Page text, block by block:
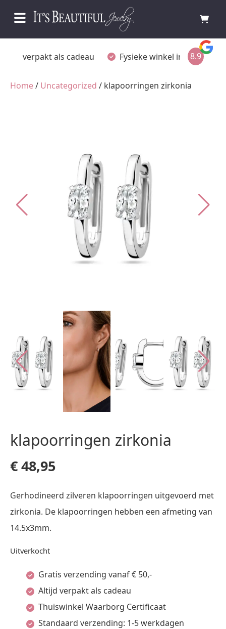
Fysieke winkel in Ommen Gratis achteraf betalen
8.9
Home/ Uncategorized / klapoorringen zirkonia
klapoorringen zirkonia
€48,95
Gerhodineerd zilveren klapoorringen uitgevoerd met
zirkonia. De klapoorringen hebben een afmeting van
14.5x3mm.
Uitverkocht
Gratis verzending vanaf € 50,-
Altijd verpakt als cadeau
Thuiswinkel Waarborg Certificaat
Standaard verzending: 1-5 werkdagen